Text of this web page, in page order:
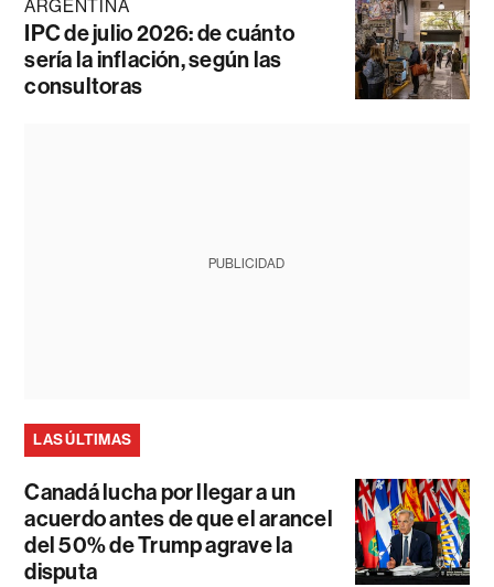
ARGENTINA
IPC de julio 2026: de cuánto
sería la inflación, según las
consultoras
PUBLICIDAD
LAS ÚLTIMAS
Canadá lucha por llegar a un
acuerdo antes de que el arancel
del 50% de Trump agrave la
disputa